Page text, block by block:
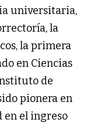
universitaria,
la
la primera
en Ciencias
de
pionera en
en el ingreso